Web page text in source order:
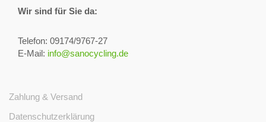
Wir sind für Sie da:
Telefon: 09174/9767-27
E-Mail: info@sanocycling.de
Zahlung & Versand
Datenschutzerklärung